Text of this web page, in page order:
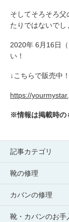
そしてそろそろ
たりではないでし
2020年 6月16日
い！
↓こちらで販売中
https://
※情報は掲載時の
記事カテゴリ
靴の修理
カバンの修理
靴・カバンのお手